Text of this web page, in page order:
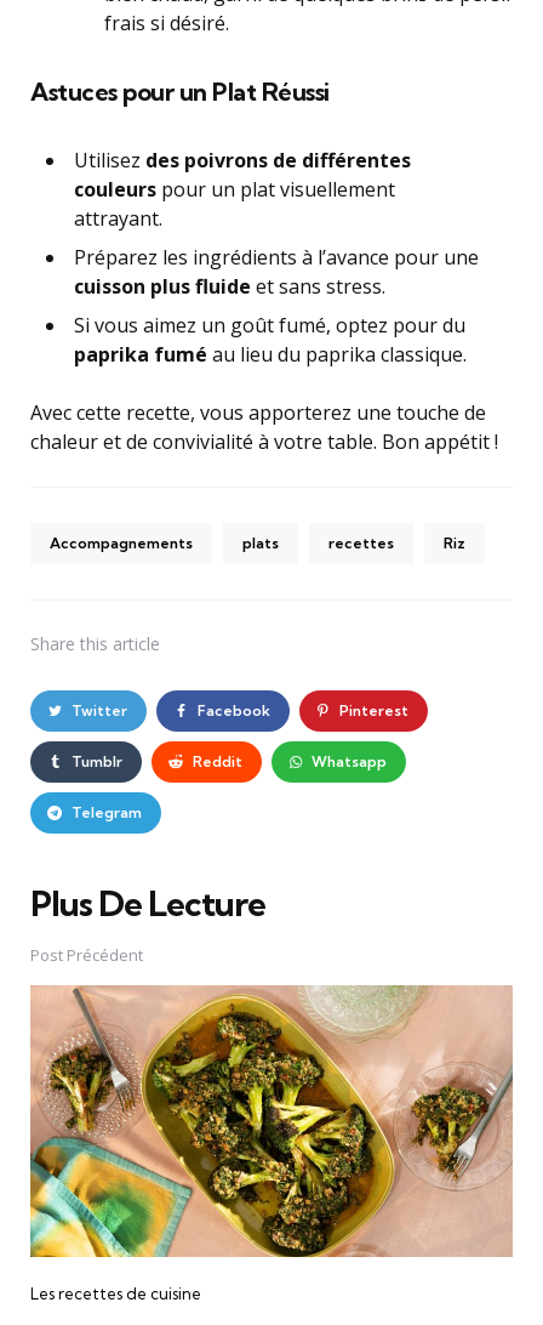
frais si désiré.
Astuces pour un Plat Réussi
Utilisez des poivrons de différentes
couleurs pour un plat visuellement
attrayant.
Préparez les ingrédients à l’avance pour une
cuisson plus fluide et sans stress.
Si vous aimez un goût fumé, optez pour du
paprika fumé au lieu du paprika classique.
Avec cette recette, vous apporterez une touche de
chaleur et de convivialité à votre table. Bon appétit !
Accompagnements plats recettes Riz
Share this article
Twitter Facebook Pinterest
Tumblr Reddit Whatsapp
Telegram
Plus De Lecture
Post
navigation
Post Précédent
Les recettes de cuisine